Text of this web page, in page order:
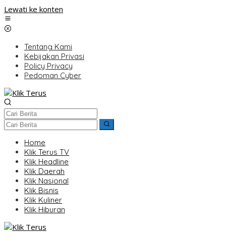
Lewati ke konten
Tentang Kami
Kebijakan Privasi
Policy Privacy
Pedoman Cyber
Home
Klik Terus TV
Klik Headline
Klik Daerah
Klik Nasional
Klik Bisnis
Klik Kuliner
Klik Hiburan